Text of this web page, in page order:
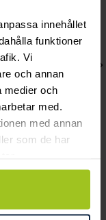
innehållet
funktioner
Vi
och annan
medier och
med.
med annan
som de har
Armring 3mm